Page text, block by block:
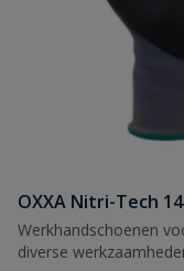
OXXA Nitri-Tech
Werkhandschoenen
diverse